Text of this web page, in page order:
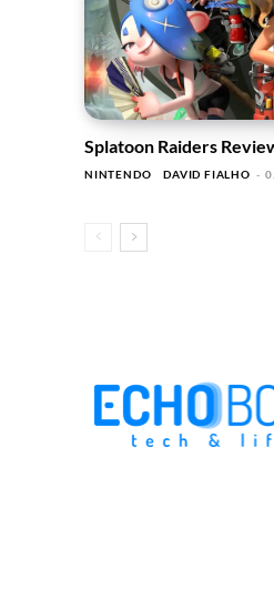
Splatoon Raiders
NINTENDO DAVID FIALHO -